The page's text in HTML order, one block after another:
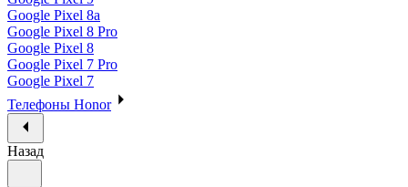
Google Pixel 8a
Google Pixel 8 Pro
Google Pixel 8
Google Pixel 7 Pro
Google Pixel 7
Телефоны Honor
Назад